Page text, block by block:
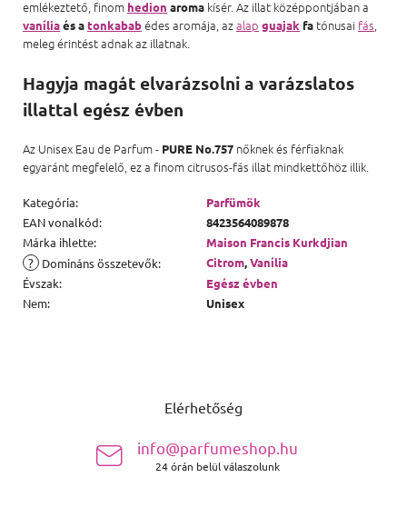
emlékeztető, finom hedion aroma kísér. Az illat középpontjában a
vaníliaés atonkababédes aromája, azalap guajak fa tónusai fás,
meleg érintést adnak az illatnak.
Hagyja magát elvarázsolni a varázslatos
illattal egész évben
Az Unisex Eau de Parfum - PURE No.757 nőknek és férfiaknak
egyaránt megfelelő, ez a finom citrusos-fás illat mindkettőhöz illik.
Kategória:
Parfümök
EAN vonalkód:
8423564089878
Márka ihlette: Maison Francis Kurkdjian
? Domináns összetevők: Citrom,Vanília
Évszak:
Egész évben
Nem: Unisex
Elérhetőség
info@parfumeshop.hu
24 órán belül válaszolunk